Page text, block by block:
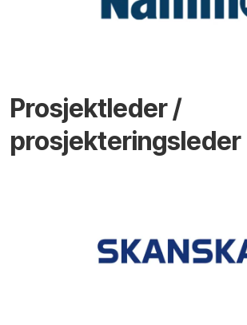
Prosjektleder /
prosjekteringsleder